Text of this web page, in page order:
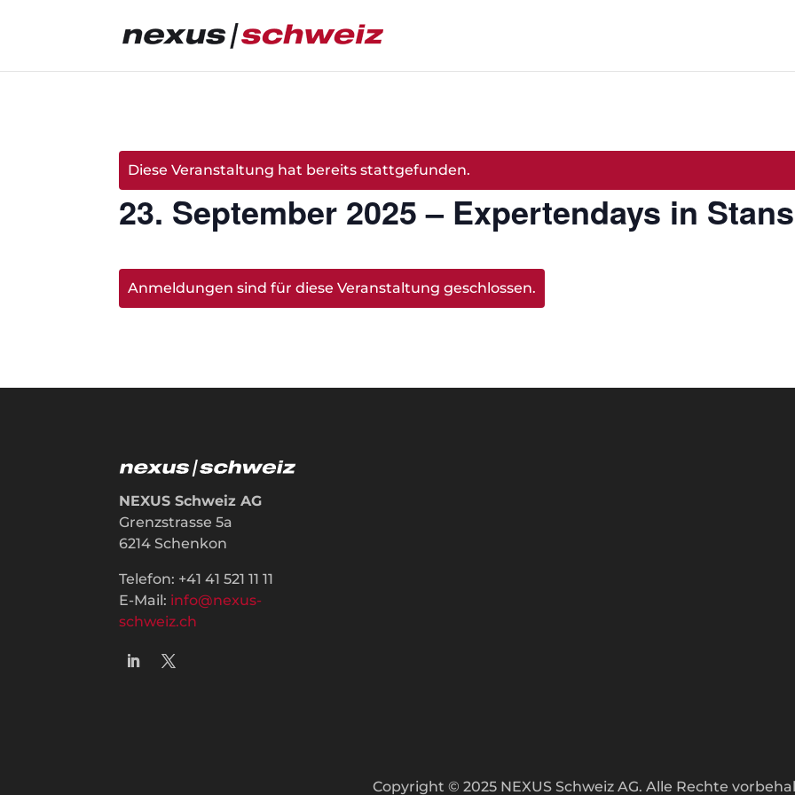
Diese Veranstaltung hat bereits stattgefunden.
23. September 2025 – Expertendays in
Anmeldungen sind für diese Veranstaltung geschlossen.
NEXUS Schweiz AG
Grenzstrasse 5a
6214 Schenkon
Telefon: +41 41 521 11 11
E-Mail: info@nexus-
schweiz.ch
Copyright © 2025 NEXUS Schweiz AG. Alle Rechte